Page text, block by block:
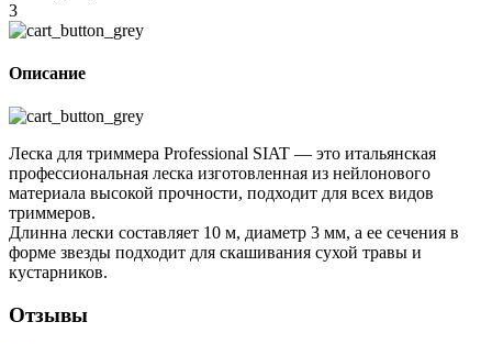
3
Описание
Леска для триммера Professional SIAT — это итальянская
профессиональная леска изготовленная из нейлонового
материала высокой прочности, подходит для всех видов
триммеров.
Длинна лески составляет 10 м, диаметр 3 мм, а ее сечения в
форме звезды подходит для скашивания сухой травы и
кустарников.
Отзывы